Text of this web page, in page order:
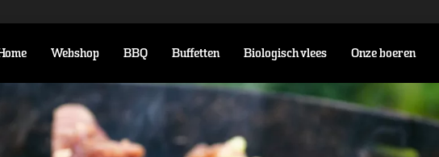
Webshop BBQ Buffetten Biologisch vlees Onze boeren